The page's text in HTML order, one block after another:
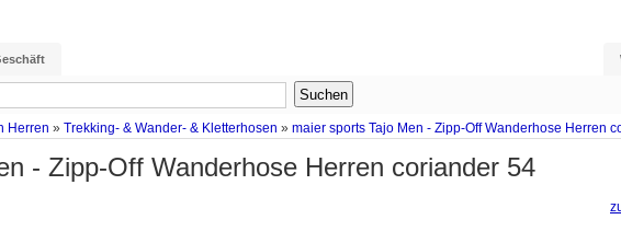
Herren » Trekking- & Wander- & Kletterhosen » maier sports Tajo Men - Zipp-Off Wanderhose Herren
- Zipp-Off Wanderhose Herren coriander 54